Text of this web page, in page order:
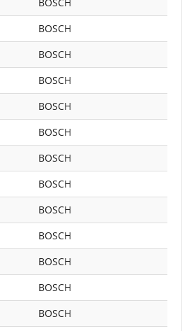
BOSCH
BOSCH
BOSCH
BOSCH
BOSCH
BOSCH
BOSCH
BOSCH
BOSCH
BOSCH
BOSCH
BOSCH